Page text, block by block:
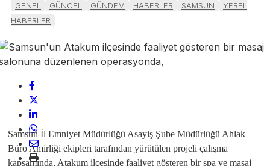
GENEL GÜNCEL GÜNDEM HABERLER SAMSUN
YEREL
HABERLER
Samsun İl Emniyet Müdürlüğü Asayiş Şube Müdürlüğü Ahlak
Büro Amirliği ekipleri tarafından yürütülen projeli çalışma
kapsamında, Atakum ilçesinde faaliyet gösteren bir spa ve masaj